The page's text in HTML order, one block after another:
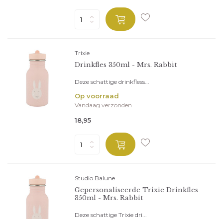
Trixie
Drinkfles 350ml - Mrs. Rabbit
Deze schattige drinkfless...
Op voorraad
Vandaag verzonden
18,95
Studio Balune
Gepersonaliseerde Trixie Drinkfles
350ml - Mrs. Rabbit
Deze schattige Trixie dri...